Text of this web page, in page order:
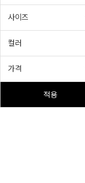
사이즈
컬러
가격
적용